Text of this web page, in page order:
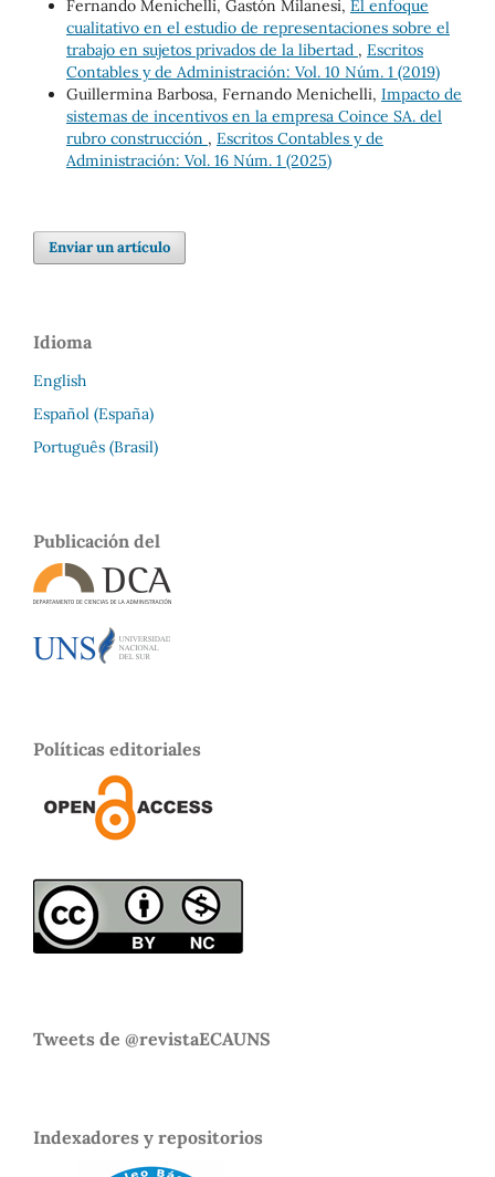
Fernando Menichelli, Gastón Milanesi, El enfoque
cualitativo en el estudio de representaciones sobre el
trabajo en sujetos privados de la libertad , Escritos
Contables y de Administración: Vol. 10 Núm. 1 (2019)
Guillermina Barbosa, Fernando Menichelli, Impacto de
sistemas de incentivos en la empresa Coince SA. del
rubro construcción , Escritos Contables y de
Administración: Vol. 16 Núm. 1 (2025)
Enviar un artículo
Idioma
English
Español (España)
Português (Brasil)
Publicación del
Políticas editoriales
Tweets de @revistaECAUNS
Indexadores y repositorios